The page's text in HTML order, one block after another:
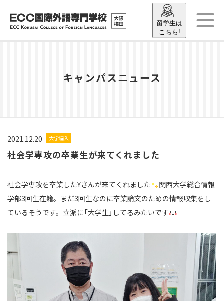
留学生は
こちら!
キャンパスニュース
2021.12.20 大学編入
社会学専攻の卒業生が来てくれました
社会学専攻を卒業したYさんが来てくれました
関西大学総合情報
学部3回生在籍。まだ3回生なのに卒業論文のための情報収集をし
ているそうです。立派に「大学生」してるみたいです